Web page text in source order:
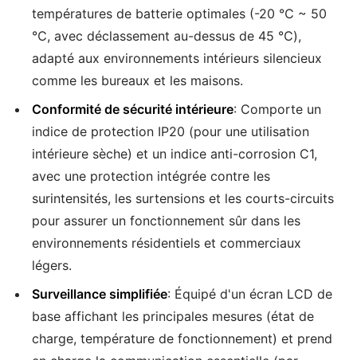
températures de batterie optimales (-20 ℃ ~ 50
℃, avec déclassement au-dessus de 45 ℃),
adapté aux environnements intérieurs silencieux
comme les bureaux et les maisons.
Conformité de sécurité intérieure: Comporte un
indice de protection IP20 (pour une utilisation
intérieure sèche) et un indice anti-corrosion C1,
avec une protection intégrée contre les
surintensités, les surtensions et les courts-circuits
pour assurer un fonctionnement sûr dans les
environnements résidentiels et commerciaux
légers.
Surveillance simplifiée: Équipé d'un écran LCD de
base affichant les principales mesures (état de
charge, température de fonctionnement) et prend